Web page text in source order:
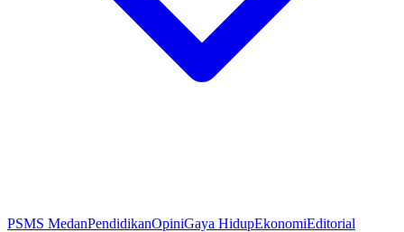
PSMS MedanPendidikanOpiniGaya HidupEkonomiEditorial